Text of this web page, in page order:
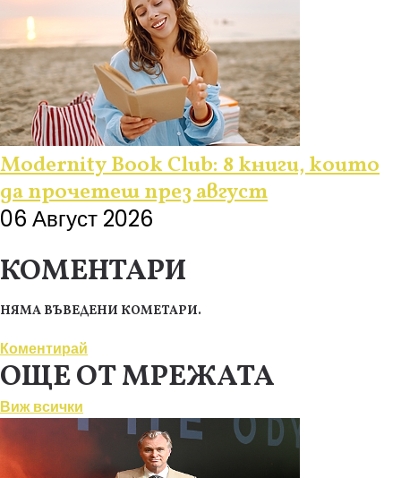
Modernity Book Club: 8 книги, които
да прочетеш през август
06 Август 2026
КОМЕНТАРИ
НЯМА ВЪВЕДЕНИ КОМЕТАРИ.
Коментирай
ОЩЕ ОТ МРЕЖАТА
Виж всички